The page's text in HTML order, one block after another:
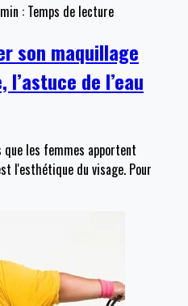
: Temps de lecture
son maquillage
de l’eau
que les femmes apportent
l'esthétique du visage. Pour